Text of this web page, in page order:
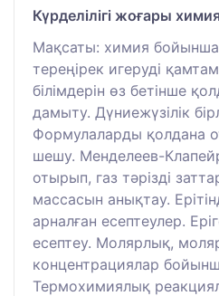
Күрделілігі жоғары
Мақсаты: химия
тереңірек игеруді
білімдерін өз бетінше
дамыту. Дүниежүзілік
Формулаларды қолдана
шешу. Менделеев-
отырып, газ тәрізді
массасын анықтау.
арналған есептеулер.
есептеу. Молярлық,
концентрациялар
Термохимиялық